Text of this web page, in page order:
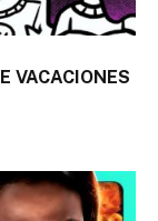
VACACIONES